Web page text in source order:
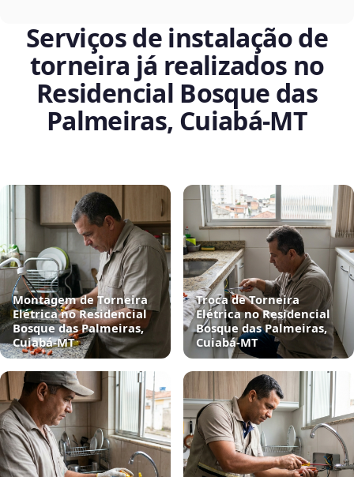
Serviços de instalação de
torneira já realizados no
Residencial Bosque das
Palmeiras, Cuiabá‑MT
Montagem de Torneira
Elétrica no Residencial
Bosque das Palmeiras,
Cuiabá‑MT
Troca de Torneira
Elétrica no Residencial
Bosque das Palmeiras,
Cuiabá‑MT